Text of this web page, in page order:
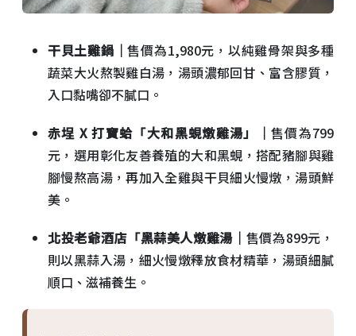
干貝土雞鍋｜售價為1,980元，以純雞骨架與多種
蔬菜大火熬製雞白湯，湯頭濃郁回甘、富含膠質，
入口黏嘴卻不膩口。
赤埕 X 打寶蛤「大和黑蜆燉雞湯」｜ 售價為799
元，選用彰化友善養殖的大和黑蜆，搭配豬腳與雞
腳慢熬高湯，再加入全雞與干貝細火慢燉，湯頭鮮
美。
北投老爺酒店「黑蒜美人燉雞湯｜ 售價為899元，
則以黑蒜入湯，細火慢燉釋放食材精華，湯頭細膩
順口、滋補養生。